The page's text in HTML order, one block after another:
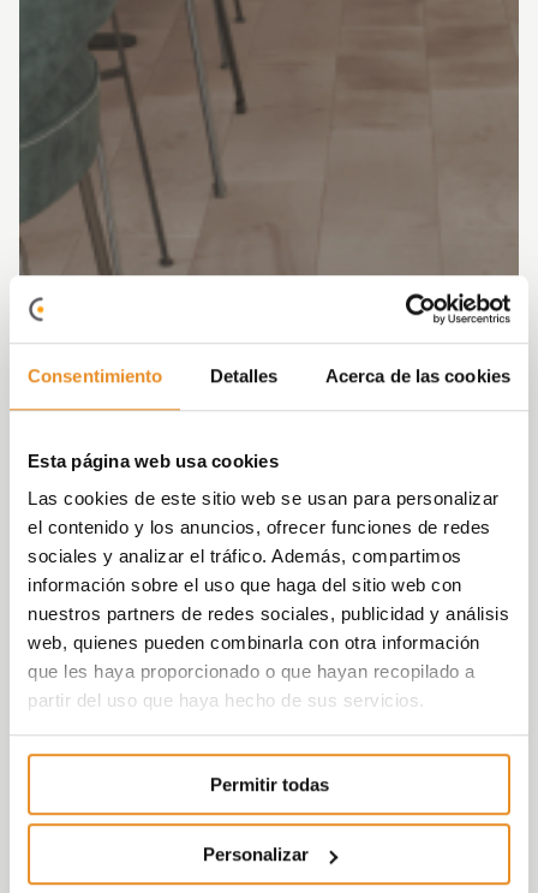
Consentimiento Detalles Acerca de las cookies
Esta página web usa cookies
Las cookies de este sitio web se usan para personalizar
el contenido y los anuncios, ofrecer funciones de redes
sociales y analizar el tráfico. Además, compartimos
información sobre el uso que haga del sitio web con
nuestros partners de redes sociales, publicidad y análisis
web, quienes pueden combinarla con otra información
que les haya proporcionado o que hayan recopilado a
partir del uso que haya hecho de sus servicios.
Permitir todas
Personalizar